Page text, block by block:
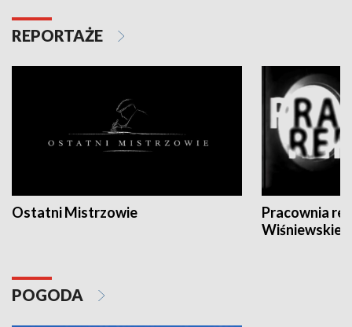
REPORTAŻE
Ostatni Mistrzowie
Pracownia
POGODA